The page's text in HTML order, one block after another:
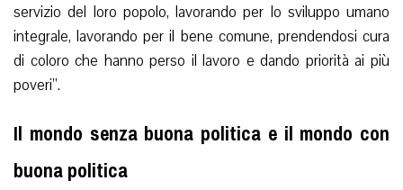
servizio del loro popolo, lavorando per lo sviluppo umano
integrale, lavorando per il bene comune, prendendosi cura
di coloro che hanno perso il lavoro e dando priorità ai più
poveri”.
Il mondo senza buona politica e il mondo con
buona politica